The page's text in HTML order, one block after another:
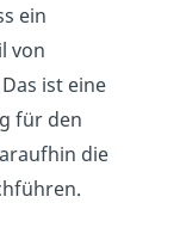
ein
von
ist eine
für den
die